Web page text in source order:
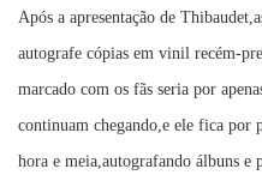
Após a apresentação de
autografe cópias em vinil recém-
marcado com os fãs seria por
continuam chegando,e ele fica por
hora e meia,autografando álbuns e